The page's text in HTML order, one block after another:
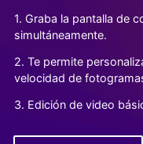
Soporte
Blog
Encuentra más
Empieza
Ayuda
Empresa
DESCARGAR
1. Graba la pantalla de
simultáneamente.
2. Te permite
velocidad de
3. Edición de video